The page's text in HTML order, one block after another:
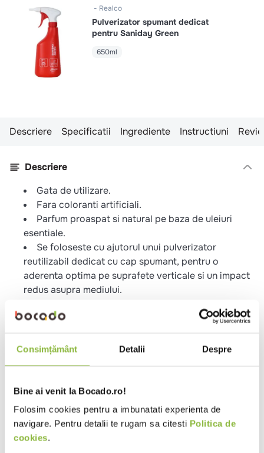
Consimțământ Detalii Despre
Bine ai venit la Bocado.ro!
Folosim cookies pentru a imbunatati experienta de
navigare. Pentru detalii te rugam sa citesti Politica de
cookies.
Realco
Pulverizator spumant dedicat
pentru Saniday Green
650ml
Descriere Specificatii Ingrediente Instructiuni
Descriere
Gata de utilizare.
Fara coloranti artificiali.
Parfum proaspat si natural pe baza de uleiuri
esentiale.
Se foloseste cu ajutorul unui pulverizator
reutilizabil dedicat cu cap spumant, pentru o
aderenta optima pe suprafete verticale si un impact
redus asupra mediului.
(OCDE 302B).
contine ingrediente naturale/ organice si este
Specificatii
Format
Tip produs